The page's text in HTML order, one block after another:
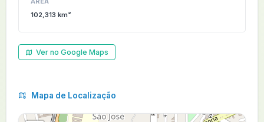
102,313 km²
Ver no Google Maps
Mapa de Localização